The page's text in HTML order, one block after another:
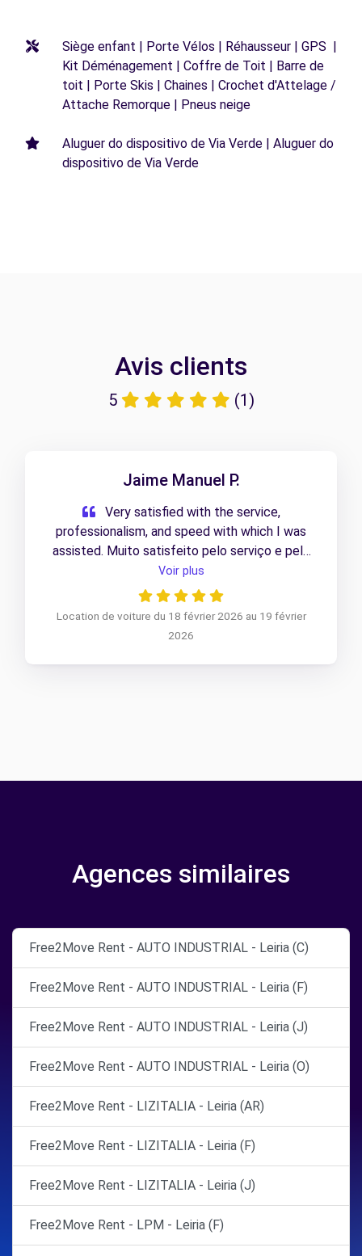
Siège enfant | Porte Vélos | Réhausseur | GPS |
Kit Déménagement | Coffre de Toit | Barre de
toit | Porte Skis | Chaines | Crochet d'Attelage /
Attache Remorque | Pneus neige
Aluguer do dispositivo de Via Verde | Aluguer do
dispositivo de Via Verde
Avis clients
5 (1)
Jaime Manuel P.
Very satisfied with the service,
professionalism, and speed with which I was
assisted. Muito satisfeito pelo serviço e pelo
profissionalismo e rapidez com que fui atendido.
Voir plus
Location de voiture du 18 février 2026 au 19 février
2026
Agences similaires
Free2Move Rent - AUTO INDUSTRIAL - Leiria (C)
Free2Move Rent - AUTO INDUSTRIAL - Leiria (F)
Free2Move Rent - AUTO INDUSTRIAL - Leiria (J)
Free2Move Rent - AUTO INDUSTRIAL - Leiria (O)
Free2Move Rent - LIZITALIA - Leiria (AR)
Free2Move Rent - LIZITALIA - Leiria (F)
Free2Move Rent - LIZITALIA - Leiria (J)
Free2Move Rent - LPM - Leiria (F)